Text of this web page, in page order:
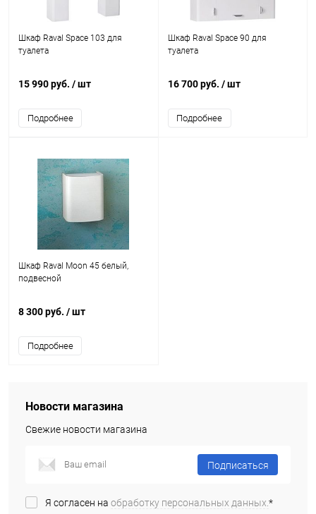
Шкаф Raval Space 103 для
туалета
15 990 руб. / шт
Подробнее
Шкаф Raval Space 90 для
туалета
16 700 руб. / шт
Подробнее
Шкаф Raval Moon 45 белый,
подвесной
8 300 руб. / шт
Подробнее
Новости магазина
Свежие новости магазина
Подписаться
Я согласен на обработку персональных данных.*